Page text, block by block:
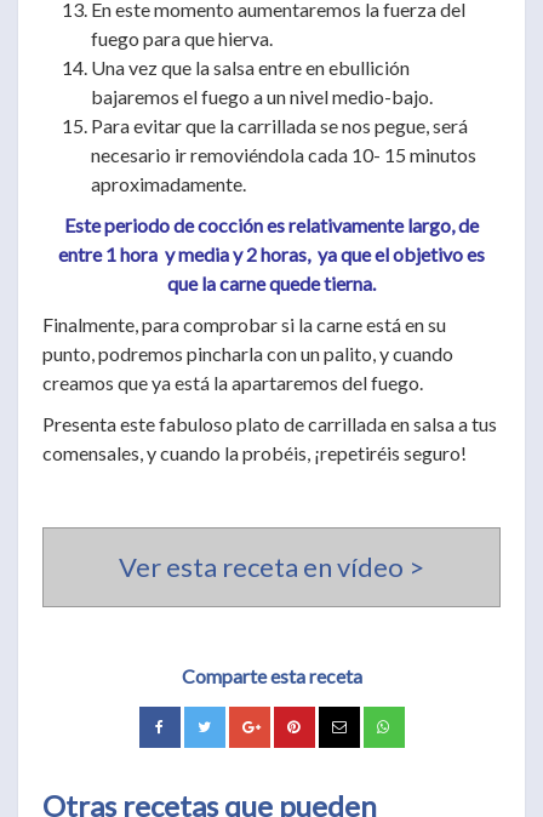
En este momento aumentaremos la fuerza del
fuego para que hierva.
Una vez que la salsa entre en ebullición
bajaremos el fuego a un nivel medio-bajo.
Para evitar que la carrillada se nos pegue, será
necesario ir removiéndola cada 10- 15 minutos
aproximadamente.
Este periodo de cocción es relativamente largo, de
entre 1 hora y media y 2 horas, ya que el objetivo es
que la carne quede tierna.
Finalmente, para comprobar si la carne está en su
punto, podremos pincharla con un palito, y cuando
creamos que ya está la apartaremos del fuego.
Presenta este fabuloso plato de carrillada en salsa a tus
comensales, y cuando la probéis, ¡repetiréis seguro!
Ver esta receta en vídeo >
Comparte esta receta
Otras recetas que pueden